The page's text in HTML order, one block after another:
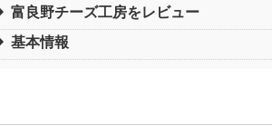
富良野チーズ工房をレビュー
基本情報